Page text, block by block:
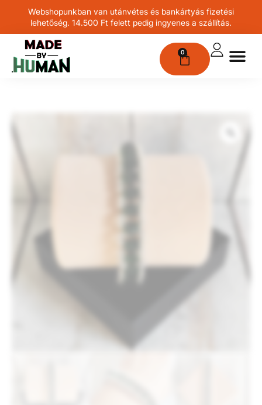
Webshopunkban van utánvétes és bankártyás fizetési
lehetőség. 14.500 Ft felett pedig ingyenes a szállítás.
0